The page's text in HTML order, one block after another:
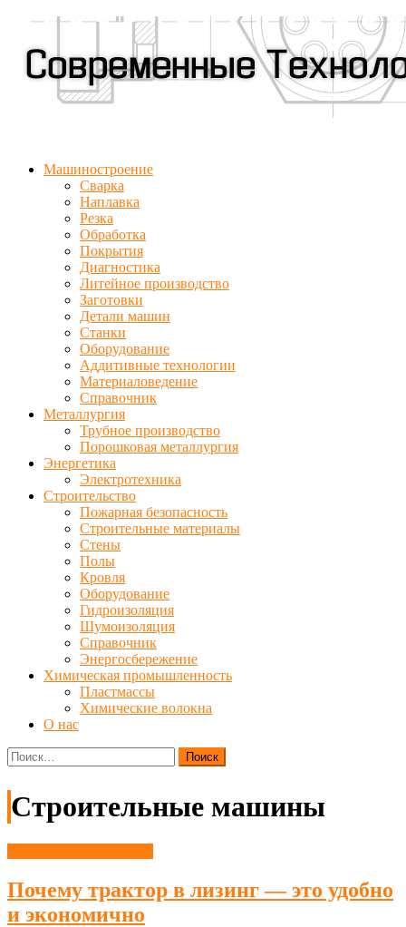
Машиностроение
Сварка
Наплавка
Резка
Обработка
Покрытия
Диагностика
Литейное производство
Заготовки
Детали машин
Станки
Оборудование
Аддитивные технологии
Материаловедение
Справочник
Металлургия
Трубное производство
Порошковая металлургия
Энергетика
Электротехника
Строительство
Пожарная безопасность
Строительные материалы
Стены
Полы
Кровля
Оборудование
Гидроизоляция
Шумоизоляция
Справочник
Энергосбережение
Химическая промышленность
Пластмассы
Химические волокна
О нас
Найти:
Строительные машины
Почему трактор в лизинг — это удобно
и экономично